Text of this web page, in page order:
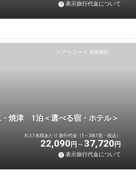
表示旅行代金について
ツアーコード N96891
焼津 1泊＜選べる宿・ホテル＞
大人1名様あたり 旅行代金（1～3名1室・税込）
22,090 円 37,720 円
表示旅行代金について